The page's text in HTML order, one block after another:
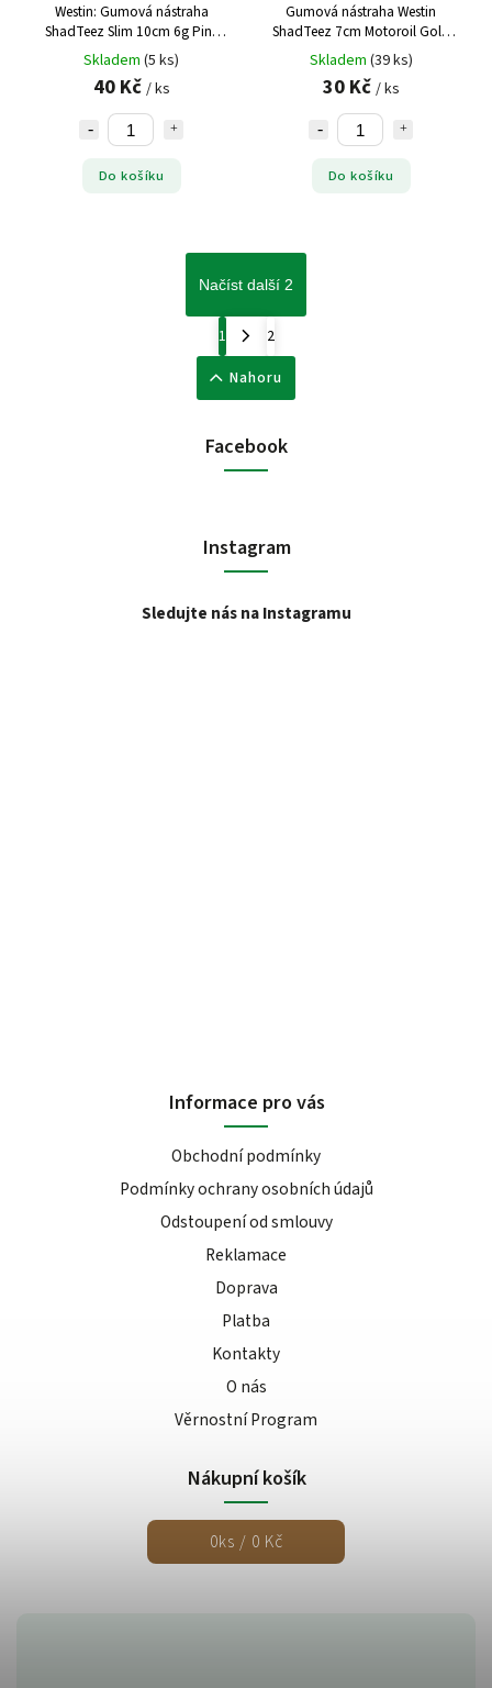
Westin: Gumová nástraha
ShadTeez Slim 10cm 6g Pink
Headlight (BOX32)
Skladem (5 ks)
40 Kč / ks
Do košíku
Gumová nástraha Westin
ShadTeez 7cm Motoroil Gold
(1ks)
Skladem (39 ks)
30 Kč / ks
Do košíku
Načíst další 2
1
2
Nahoru
Facebook
Instagram
Sledujte nás na Instagramu
Informace pro vás
Obchodní podmínky
Podmínky ochrany osobních údajů
Odstoupení od smlouvy
Reklamace
Doprava
Platba
Kontakty
O nás
Věrnostní Program
Nákupní košík
0ks / 0 Kč